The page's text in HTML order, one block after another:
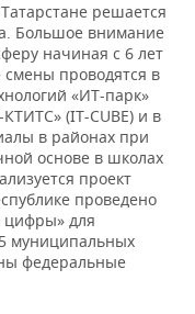
решается
Большое внимание
начиная с 6 лет
проводятся в
«ИТ-парк»
(IT-CUBE) и в
в районах при
основе в школах
проект
проведено
цифры» для
муниципальных
федеральные